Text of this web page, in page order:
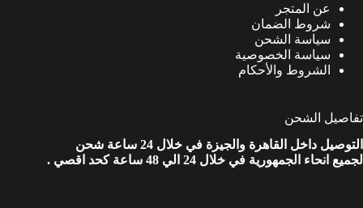
عن المتجر
شروط الضمان
سياسة الشحن
سياسة الخصوصية
الشروط والأحكام
تفاصيل الشحن
التوصيل داخل القاهرة والجيزة في خلال 24 ساعة شحن
لجميع انحاء الجمهورية في خلال 24 الي 48 ساعة كحد اقصي .